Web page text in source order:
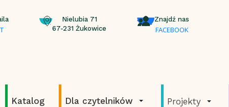
Nielubia 71
67-231 Żukowice
Znajdź nas
FACEBOOK
Katalog Dla czytelników Projekty